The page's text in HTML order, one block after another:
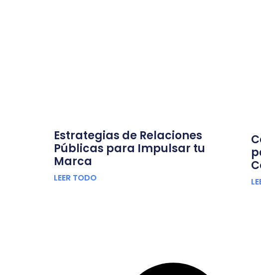
Estrategias de Relaciones
Públicas para Impulsar tu
Marca
LEER TODO